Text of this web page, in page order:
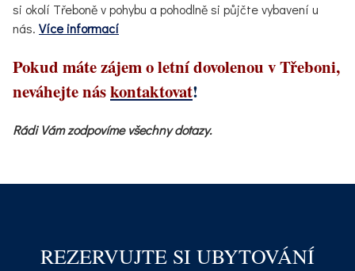
si okolí Třeboně v pohybu a pohodlně si půjčte vybavení u
nás. Více informací
Pokud máte zájem o letní dovolenou v Třeboni,
neváhejte náskontaktovat!
Rádi Vám zodpovíme všechny dotazy.
REZERVUJTE SI UBYTOVÁNÍ